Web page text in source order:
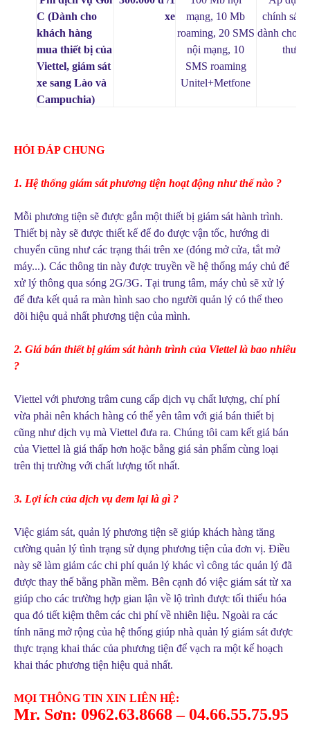
C (Dành cho
khách hàng
mua thiết bị của
Viettel, giám sát
xe sang Lào và
Campuchia)
xe
mạng, 10 Mb
roaming, 20 SMS
nội mạng, 10
SMS roaming
Unitel+Metfone
chính
dành cho
HỎI ĐÁP CHUNG
1. Hệ thống giám sát phương tiện hoạt động như thế nào ?
Mỗi phương tiện sẽ được gắn một thiết bị giám sát hành trình.
Thiết bị này sẽ được thiết kế để đo được vận tốc, hướng di
chuyển cũng như các trạng thái trên xe (đóng mở cửa, tắt mở
máy...). Các thông tin này được truyền về hệ thống máy chủ để
xử lý thông qua sóng 2G/3G. Tại trung tâm, máy chủ sẽ xử lý
để đưa kết quả ra màn hình sao cho người quản lý có thể theo
dõi hiệu quả nhất phương tiện của mình.
2. Giá bán thiết bị giám sát hành trình của Viettel là bao nhiêu
?
Viettel với phương trâm cung cấp dịch vụ chất lượng, chí phí
vừa phải nên khách hàng có thể yên tâm với giá bán thiết bị
cũng như dịch vụ mà Viettel đưa ra. Chúng tôi cam kết giá bán
của Viettel là giá thấp hơn hoặc bằng giá sản phẩm cùng loại
trên thị trường với chất lượng tốt nhất.
3. Lợi ích của dịch vụ đem lại là gì ?
Việc giám sát, quản lý phương tiện sẽ giúp khách hàng tăng
cường quản lý tình trạng sử dụng phương tiện của đơn vị. Điều
này sẽ làm giảm các chi phí quản lý khác vì công tác quản lý đã
được thay thế bằng phần mềm. Bên cạnh đó việc giám sát từ xa
giúp cho các trường hợp gian lận về lộ trình được tối thiểu hóa
qua đó tiết kiệm thêm các chi phí về nhiên liệu. Ngoài ra các
tính năng mở rộng của hệ thống giúp nhà quản lý giám sát được
thực trạng khai thác của phương tiện để vạch ra một kế hoạch
khai thác phương tiện hiệu quả nhất.
MỌI THÔNG TIN XIN LIÊN HỆ:
Mr. Sơn: 0962.63.8668 – 04.66.55.75.95